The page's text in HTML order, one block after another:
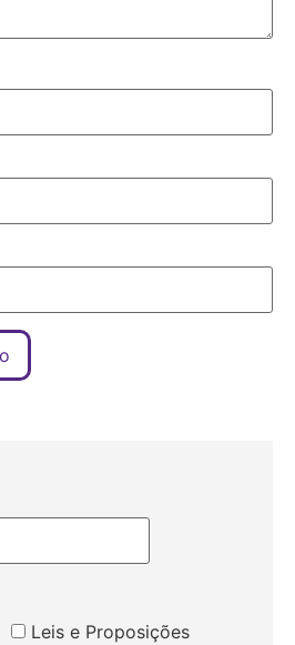
Leis e Proposições